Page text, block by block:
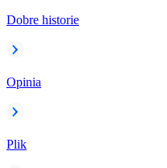
Dobre historie
Opinia
Plik